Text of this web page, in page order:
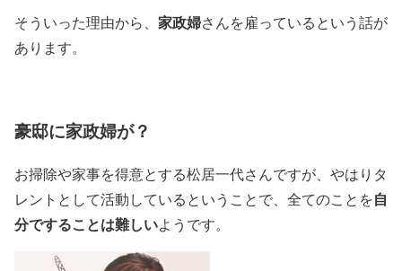
そういった理由から、 家政婦さんを雇っているという話が
あります。
豪邸に家政婦が？
お掃除や家事を得意とする松居一代さんですが、やはりタ
レントとして活動しているということで、全てのことを自
分ですることは難しいようです。